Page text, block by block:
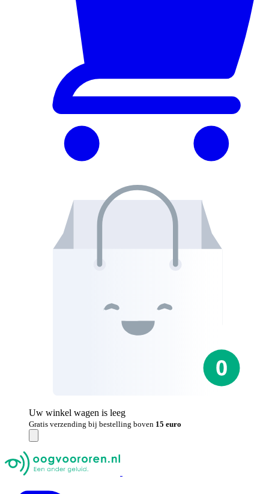
Uw winkel wagen is leeg
Gratis verzending bij bestelling boven 15 euro